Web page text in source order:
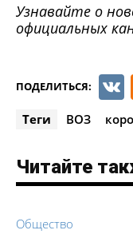
Узнавайте о
официальных
ПОДЕЛИТЬСЯ:
Теги ВОЗ
Читайте
Общество